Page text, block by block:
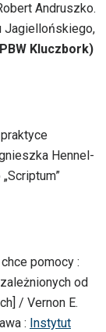
Andruszko.
Jagiellońskiego,
Kluczbork)
Hennel-
pomocy :
od
/ Vernon E.
: Instytut